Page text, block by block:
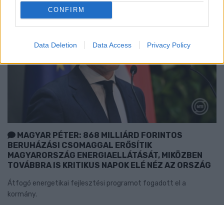
CONFIRM
Data Deletion Data Access Privacy Policy
MAGYAR PÉTER: 868 MILLIÁRD FORINTOS
BERUHÁZÁSI CSOMAGGAL ERŐSÍTIK
MAGYARORSZÁG ENERGIAELLÁTÁSÁT, MIKÖZBEN
TOVÁBBRA IS KRITIKUS NAPOK ELÉ NÉZ AZ ORSZÁG
Átfogó energetikai fejlesztési programot fogadott el a
kormány.